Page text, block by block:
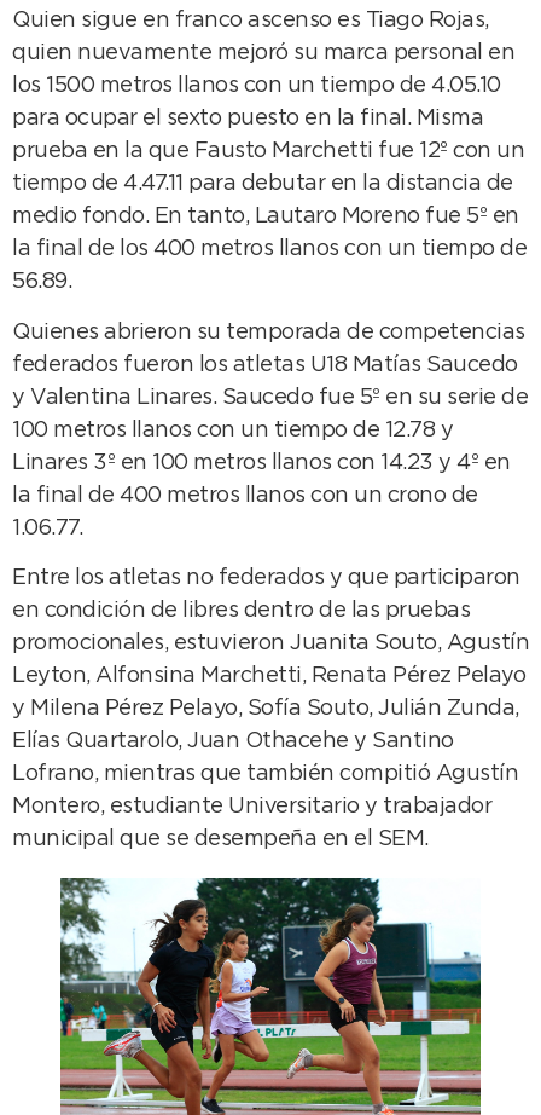
Quien sigue en franco ascenso es Tiago Rojas,
quien nuevamente mejoró su marca personal en
los 1500 metros llanos con un tiempo de 4.05.10
para ocupar el sexto puesto en la final. Misma
prueba en la que Fausto Marchetti fue 12º con un
tiempo de 4.47.11 para debutar en la distancia de
medio fondo. En tanto, Lautaro Moreno fue 5º en
la final de los 400 metros llanos con un tiempo de
56.89.
Quienes abrieron su temporada de competencias
federados fueron los atletas U18 Matías Saucedo
y Valentina Linares. Saucedo fue 5º en su serie de
100 metros llanos con un tiempo de 12.78 y
Linares 3º en 100 metros llanos con 14.23 y 4º en
la final de 400 metros llanos con un crono de
1.06.77.
Entre los atletas no federados y que participaron
en condición de libres dentro de las pruebas
promocionales, estuvieron Juanita Souto, Agustín
Leyton, Alfonsina Marchetti, Renata Pérez Pelayo
y Milena Pérez Pelayo, Sofía Souto, Julián Zunda,
Elías Quartarolo, Juan Othacehe y Santino
Lofrano, mientras que también compitió Agustín
Montero, estudiante Universitario y trabajador
municipal que se desempeña en el SEM.